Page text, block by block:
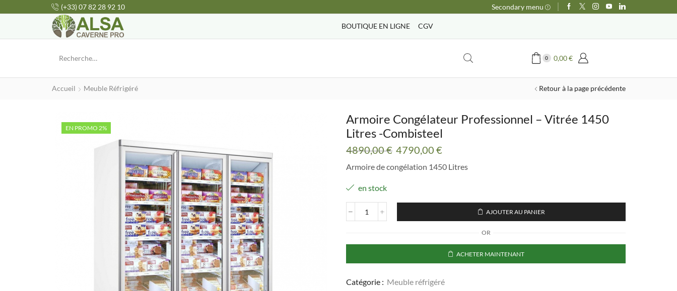
(+33) 07 82 28 92 10 Secondary menu
BOUTIQUE EN LIGNE CGV
0 0,00€
Accueil Meuble Réfrigéré Retour à la page précédente
EN PROMO 2%
Armoire Congélateur Professionnel – Vitrée 1450
Litres -Combisteel
4890,00€ Le
initial
4790,00 €
actuel
Armoire de congélation 1450 Litres
en stock
quantité
Congélateur
-
1450
AJOUTER AU PANIER
OR
ACHETER MAINTENANT
Catégorie : Meuble réfrigéré